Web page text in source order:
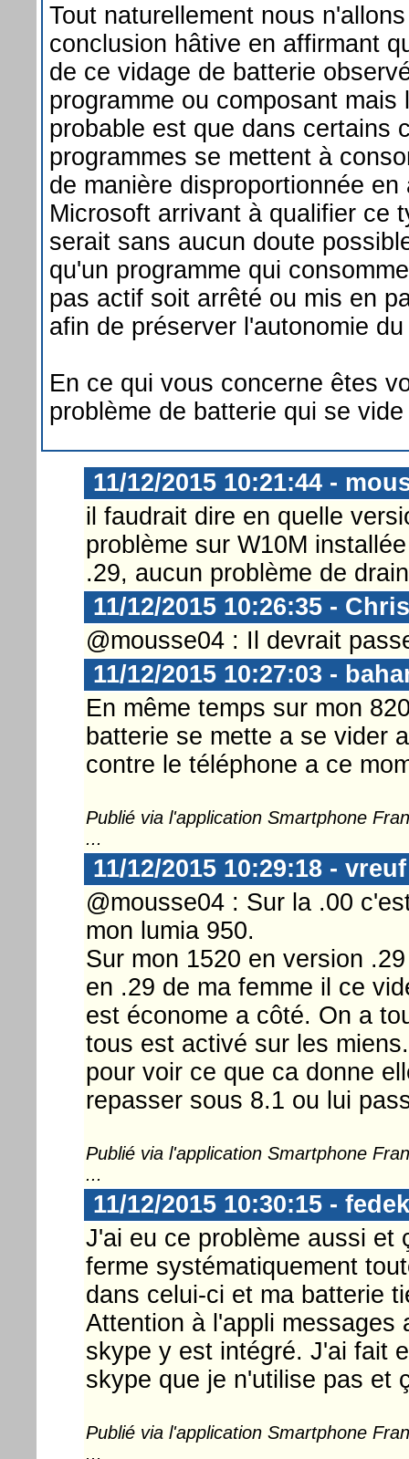
Tout naturellement nous
conclusion hâtive en affirmant
de ce vidage de batterie
programme ou composant mais
probable est que dans certains
programmes se mettent à
de manière disproportionnée en
Microsoft arrivant à qualifier ce
serait sans aucun doute
qu'un programme qui
pas actif soit arrêté ou mis en
afin de préserver l'autonomie
En ce qui vous concerne êtes
problème de batterie qui se
11/12/2015 10:21:44 -
il faudrait dire en quelle
problème sur W10M
.29, aucun problème de
11/12/2015 10:26:35 -
@mousse04 : Il devrait
11/12/2015 10:27:03 -
En même temps sur mon
batterie se mette a se vider
contre le téléphone a ce
Publié via l'application Smartphone
...
11/12/2015 10:29:18 - vreuf
@mousse04 : Sur la .00
mon lumia 950.
Sur mon 1520 en version
en .29 de ma femme il ce
est économe a côté. On a
tous est activé sur les
pour voir ce que ca donne
repasser sous 8.1 ou lui
Publié via l'application Smartphone
...
11/12/2015 10:30:15 -
J'ai eu ce problème aussi et
ferme systématiquement
dans celui-ci et ma batterie
Attention à l'appli messages
skype y est intégré. J'ai fait
skype que je n'utilise pas et
Publié via l'application Smartphone
...